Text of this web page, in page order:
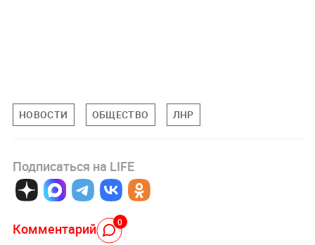
НОВОСТИ ОБЩЕСТВО ЛНР
Подписаться на LIFE
Комментарий 0